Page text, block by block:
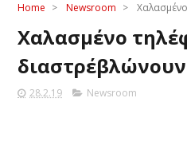
Home > Newsroom >
Χαλασμένο
28.2.19 Newsroom